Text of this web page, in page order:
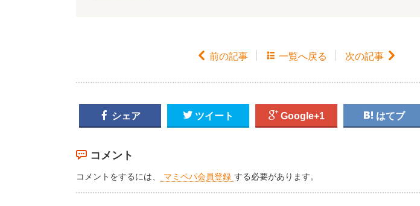
 前の記事  一覧へ戻る 次の記事 
 シェア  ツイート  Google+1  はてブ
コメント
コメントをするには、 マミペパ会員登録 する必要があります。